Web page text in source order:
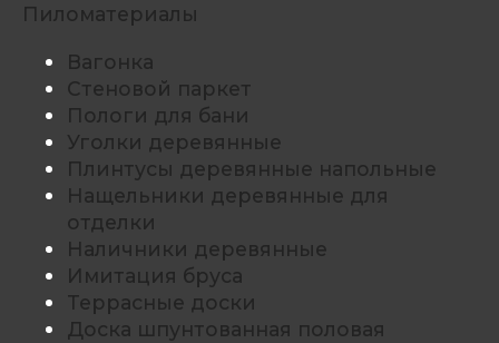
Пиломатериалы
Вагонка
Стеновой паркет
Пологи для бани
Уголки деревянные
Плинтусы деревянные напольные
Нащельники деревянные для
отделки
Наличники деревянные
Имитация бруса
Террасные доски
Доска шпунтованная половая